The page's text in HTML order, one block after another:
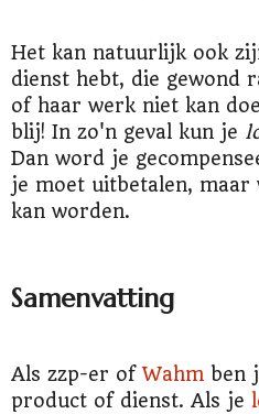
Het kan natuurlijk ook
dienst hebt, die gewond
of haar werk niet kan
blij! In zo'n geval kun je
Dan word je
je moet uitbetalen,
kan worden.
Samenvatting
Als zzp-er ofWahm ben
product of dienst. Als je